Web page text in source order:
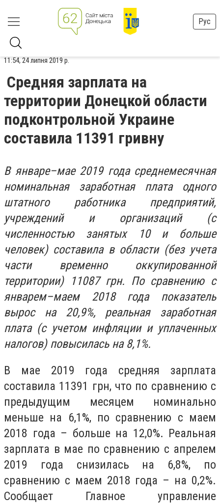
Рус
11:54, 24 липня 2019 р.
Средняя зарплата на
территории Донецкой области
подконтрольной Украине
составила 11391 гривну
В январе–мае 2019 года среднемесячная
номинальная заработная плата одного
штатного работника предприятий,
учреждений и организаций (с
численностью занятых 10 и больше
человек) составила в области (без учета
части временно оккупированной
территории) 11087 грн. По сравнению с
январем–маем 2018 года показатель
вырос на 20,9%, реальная заработная
плата (с учетом инфляции и уплаченных
налогов) повысилась на 8,1%.
В мае 2019 года средняя зарплата
составила 11391 грн, что по сравнению с
предыдущим месяцем номинально
меньше на 6,1%, по сравнению с маем
2018 года – больше на 12,0%. Реальная
зарплата в мае по сравнению с апрелем
2019 года снизилась на 6,8%, по
сравнению с маем 2018 года – на 0,2%.
Сообщает Главное управление